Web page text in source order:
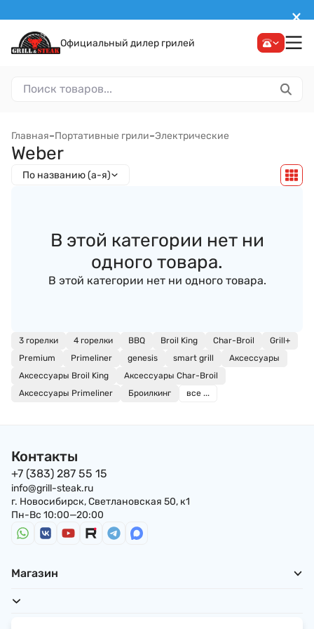
Официальный дилер грилей
Главная–Портативные грили–Электрические
Weber
По названию (а-я)
В этой категории нет ни
одного товара.
В этой категории нет ни одного товара.
3 горелки 4 горелки BBQ Broil King Char-Broil
Grill+
Premium
Primeliner genesis smart grill
Аксессуары
Аксессуары Broil King
Аксессуары Char-Broil
Аксессуары Primeliner
Броилкинг все ...
Контакты
+7 (383) 287 55 15
info@grill-steak.ru
г. Новосибирск, Светлановская 50, к1
Пн-Вс 10:00—20:00
Магазин